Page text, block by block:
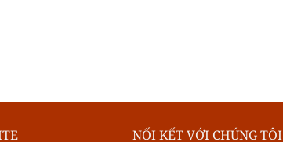
NỐI KẾT VỚI CHÚNG TÔI